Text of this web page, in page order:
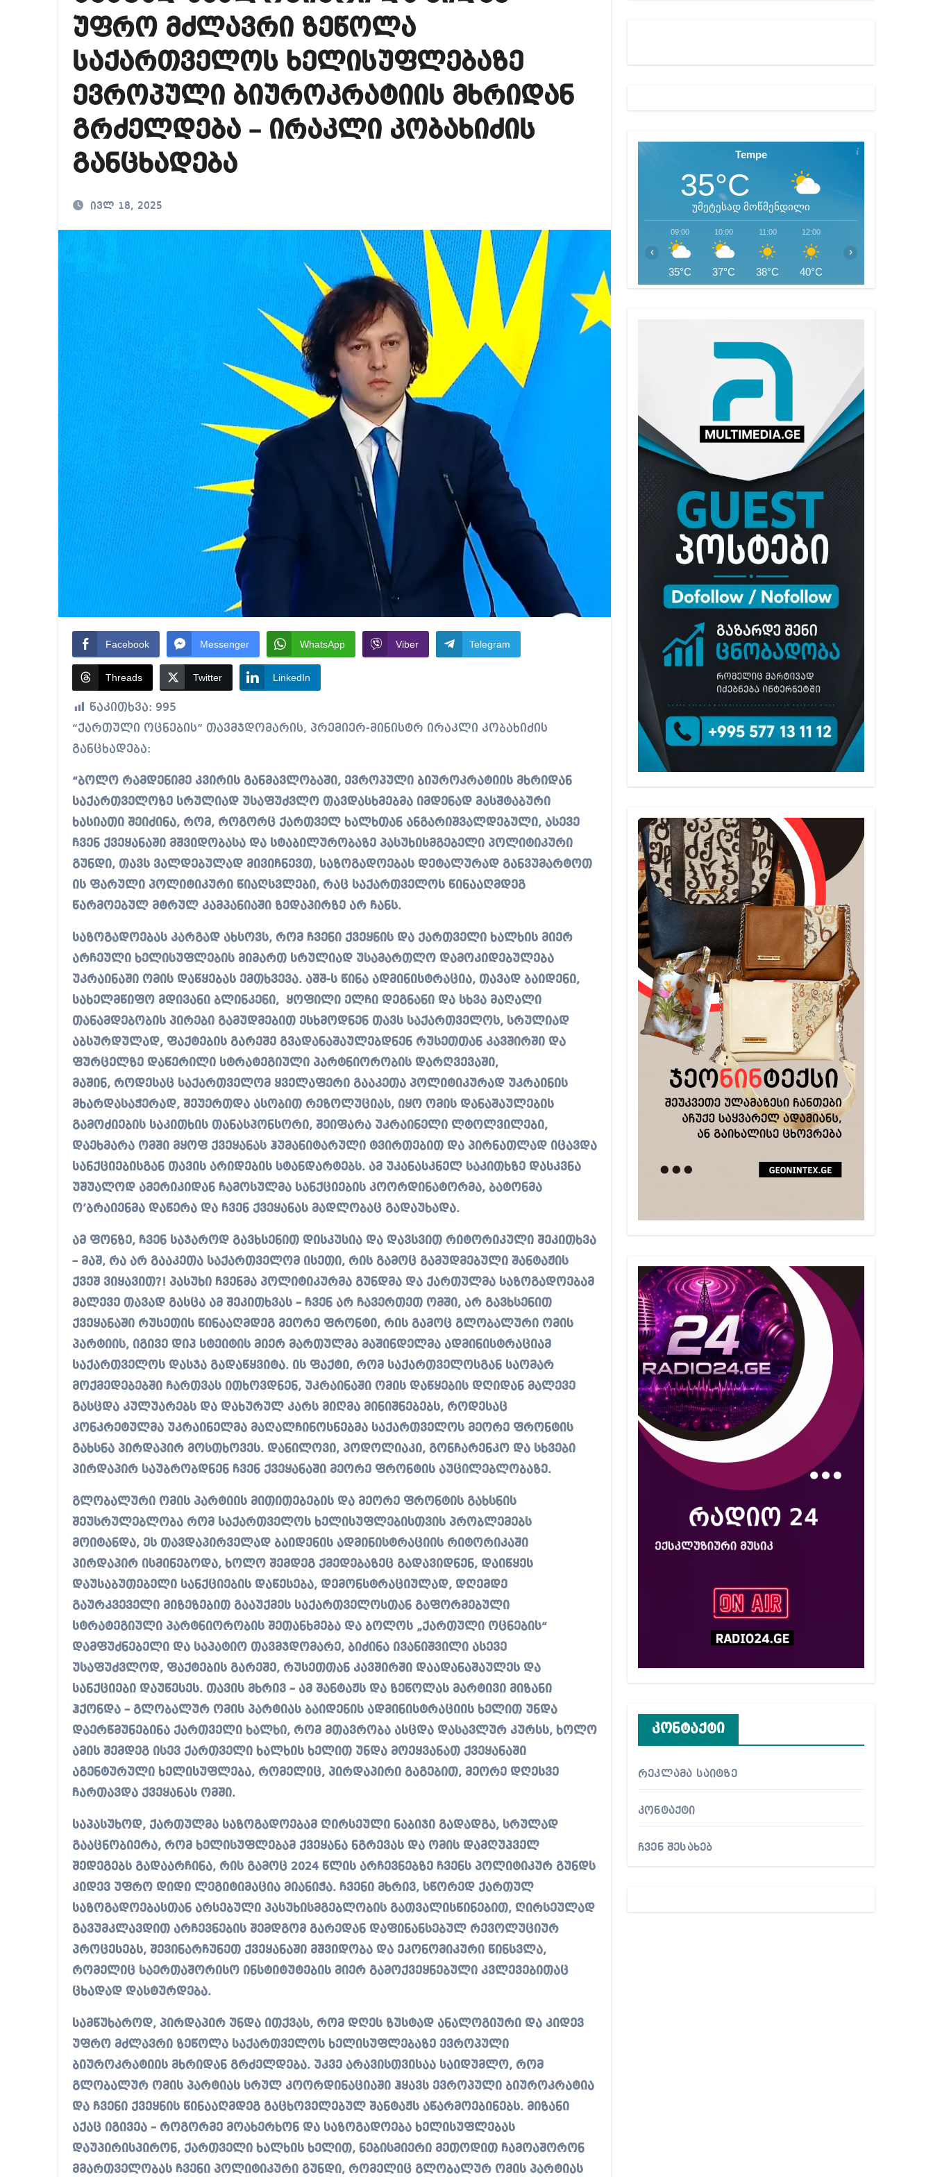
ნია იმნაძეს ბრალი ოფიციალურად წაუყენეს – აღნიშნული მუხლი 13 წლამდე პატიმრობას ითვალისწინებს
უფრო მძლავრი ზეწოლა
საქართველოს ხელისუფლებაზე
ევროპული ბიუროკრატიის მხრიდან
გრძელდება – ირაკლი კობახიძის
განცხადება
ივლ 18, 2025
Facebook Messenger WhatsApp Viber Telegram
Threads Twitter LinkedIn
წაკითხვა: 995
“ქართული ოცნების” თავმჯდომარის, პრემიერ-მინისტრ ირაკლი კობახიძის
განცხადება:
“ბოლო რამდენიმე კვირის განმავლობაში, ევროპული ბიუროკრატიის მხრიდან
საქართველოზე სრულიად უსაფუძვლო თავდასხმებმა იმდენად მასშტაბური
ხასიათი შეიძინა, რომ, როგორც ქართველ ხალხთან ანგარიშვალდებული, ასევე
ჩვენ ქვეყანაში მშვიდობასა და სტაბილურობაზე პასუხისმგებელი პოლიტიკური
გუნდი, თავს ვალდებულად მივიჩნევთ, საზოგადოებას დეტალურად განვუმარტოთ
ის ფარული პოლიტიკური წიაღსვლები, რაც საქართველოს წინააღმდეგ
წარმოებულ მტრულ კამპანიაში ზედაპირზე არ ჩანს.
საზოგადოებას კარგად ახსოვს, რომ ჩვენი ქვეყნის და ქართველი ხალხის მიერ
არჩეული ხელისუფლების მიმართ სრულიად უსამართლო დამოკიდებულება
უკრაინაში ომის დაწყებას ემთხვევა. აშშ-ს წინა ადმინისტრაცია, თავად ბაიდენი,
სახელმწიფო მდივანი ბლინკენი, ყოფილი ელჩი დეგნანი და სხვა მაღალი
თანამდებობის პირები გამუდმებით ესხმოდნენ თავს საქართველოს, სრულიად
აბსურდულად, ფაქტების გარეშე გვადანაშაულებდნენ რუსეთთან კავშირში და
ფურცელზე დაწერილი სტრატეგიული პარტნიორობის დარღვევაში,
მაშინ, როდესაც საქართველომ ყველაფერი გააკეთა პოლიტიკურად უკრაინის
მხარდასაჭერად, შეუერთდა ასობით რეზოლუციას, იყო ომის დანაშაულების
გამოძიების საკითხის თანასპონსორი, შეიფარა უკრაინელი ლტოლვილები,
დაეხმარა ომში მყოფ ქვეყანას ჰუმანიტარული ტვირთებით და პირნათლად იცავდა
სანქციებისგან თავის არიდების სტანდარტებს. ამ უკანასკნელ საკითხზე დასკვნა
უშუალოდ ამერიკიდან ჩამოსულმა სანქციების კოორდინატორმა, ბატონმა
ო’ბრაიენმა დაწერა და ჩვენ ქვეყანას მადლობაც გადაუხადა.
ამ ფონზე, ჩვენ საჯაროდ გავხსენით დისკუსია და დავსვით რიტორიკული შეკითხვა
– მაშ, რა არ გააკეთა საქართველომ ისეთი, რის გამოც გამუდმებული შანტაჟის
ქვეშ ვიყავით?! პასუხი ჩვენმა პოლიტიკურმა გუნდმა და ქართულმა საზოგადოებამ
მალევე თავად გასცა ამ შეკითხვას – ჩვენ არ ჩავერთეთ ომში, არ გავხსენით
ქვეყანაში რუსეთის წინააღმდეგ მეორე ფრონტი, რის გამოც გლობალური ომის
პარტიის, იგივე დიპ სტეიტის მიერ მართულმა მაშინდელმა ადმინისტრაციამ
საქართველოს დასჯა გადაწყვიტა. ის ფაქტი, რომ საქართველოსგან საომარ
მოქმედებებში ჩართვას ითხოვდნენ, უკრაინაში ომის დაწყების დღიდან მალევე
გასცდა კულუარებს და დახურულ კარს მიღმა მინიშნებებს, როდესაც
კონკრეტულმა უკრაინელმა მაღალჩინოსნებმა საქართველოს მეორე ფრონტის
გახსნა პირდაპირ მოსთხოვეს. დანილოვი, პოდოლიაკი, გონჩარენკო და სხვები
პირდაპირ საუბრობდნენ ჩვენ ქვეყანაში მეორე ფრონტის აუცილებლობაზე.
გლობალური ომის პარტიის მითითებების და მეორე ფრონტის გახსნის
შეუსრულებლობა რომ საქართველოს ხელისუფლებისთვის პრობლემებს
მოიტანდა, ეს თავდაპირველად ბაიდენის ადმინისტრაციის რიტორიკაში
პირდაპირ ისმინებოდა, ხოლო შემდეგ ქმედებაზეც გადავიდნენ, დაიწყეს
დაუსაბუთებელი სანქციების დაწესება, დემონსტრაციულად, დღემდე
გაურკვეველი მიზეზებით გააუქმეს საქართველოსთან გაფორმებული
სტრატეგიული პარტნიორობის შეთანხმება და ბოლოს „ქართული ოცნების“
დამფუძნებელი და საპატიო თავმჯდომარე, ბიძინა ივანიშვილი ასევე
უსაფუძვლოდ, ფაქტების გარეშე, რუსეთთან კავშირში დაადანაშაულეს და
სანქციები დაუწესეს. თავის მხრივ – ამ შანტაჟს და ზეწოლას მარტივი მიზანი
ჰქონდა – გლობალურ ომის პარტიას ბაიდენის ადმინისტრაციის ხელით უნდა
დაერწმუნებინა ქართველი ხალხი, რომ მთავრობა ასცდა დასავლურ კურსს, ხოლო
ამის შემდეგ ისევ ქართველი ხალხის ხელით უნდა მოეყვანათ ქვეყანაში
აგენტურული ხელისუფლება, რომელიც, პირდაპირი გაგებით, მეორე დღესვე
ჩართავდა ქვეყანას ომში.
საპასუხოდ, ქართულმა საზოგადოებამ ღირსეული ნაბიჯი გადადგა, სრულად
გააცნობიერა, რომ ხელისუფლებამ ქვეყანა ნგრევას და ომის დამღუპველ
შედეგებს გადაარჩინა, რის გამოც 2024 წლის არჩევნებზე ჩვენს პოლიტიკურ გუნდს
კიდევ უფრო დიდი ლეგიტიმაცია მიანიჭა. ჩვენი მხრივ, სწორედ ქართულ
საზოგადოებასთან არსებული პასუხისმგებლობის გათვალისწინებით, ღირსეულად
გავუმკლავდით არჩევნების შემდგომ გარედან დაფინანსებულ რევოლუციურ
პროცესებს, შევინარჩუნეთ ქვეყანაში მშვიდობა და ეკონომიკური წინსვლა,
რომელიც საერთაშორისო ინსტიტუტების მიერ გამოქვეყნებული კვლევებითაც
ცხადად დასტურდება.
სამწუხაროდ, პირდაპირ უნდა ითქვას, რომ დღეს ზუსტად ანალოგიური და კიდევ
უფრო მძლავრი ზეწოლა საქართველოს ხელისუფლებაზე ევროპული
ბიუროკრატიის მხრიდან გრძელდება. უკვე არავისთვისაა საიდუმლო, რომ
გლობალურ ომის პარტიას სრულ კოორდინაციაში ჰყავს ევროპული ბიუროკრატია
და ჩვენი ქვეყნის წინააღმდეგ გაცხოველებულ შანტაჟს აწარმოებინებს. მიზანი
აქაც იგივეა – როგორმე მოახერხონ და საზოგადოება ხელისუფლებას
დაუპირისპირონ, ქართველი ხალხის ხელით, ნებისმიერი მეთოდით ჩამოაშორონ
მმართველობას ჩვენი პოლიტიკური გუნდი, რომელიც გლობალურ ომის პარტიას
Tempe
35°C
უმეტესად მოწმენდილი
09:00
35°C
10:00
37°C
11:00
38°C
12:00
40°C
‹ ›
კონტაქტი
რეკლამა საიტზე
კონტაქტი
ჩვენ შესახებ